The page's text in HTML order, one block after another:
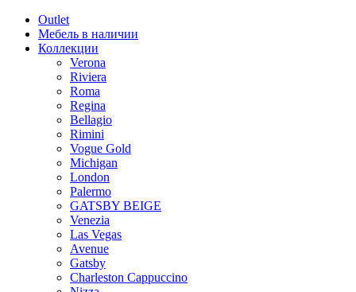
Outlet
Мебель в наличии
Коллекции
Verona
Riviera
Roma
Regina
Bellagio
Rimini
Vogue Gold
Michigan
London
Palermo
GATSBY BEIGE
Venezia
Las Vegas
Avenue
Gatsby
Charleston Cappuccino